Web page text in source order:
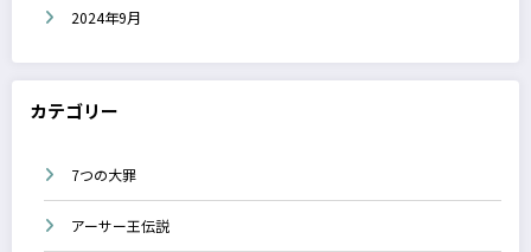
2024年9月
カテゴリー
7つの大罪
アーサー王伝説